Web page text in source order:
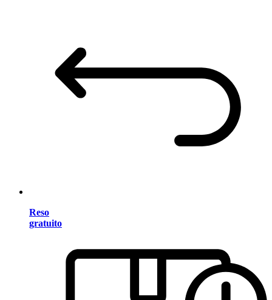
Reso
gratuito